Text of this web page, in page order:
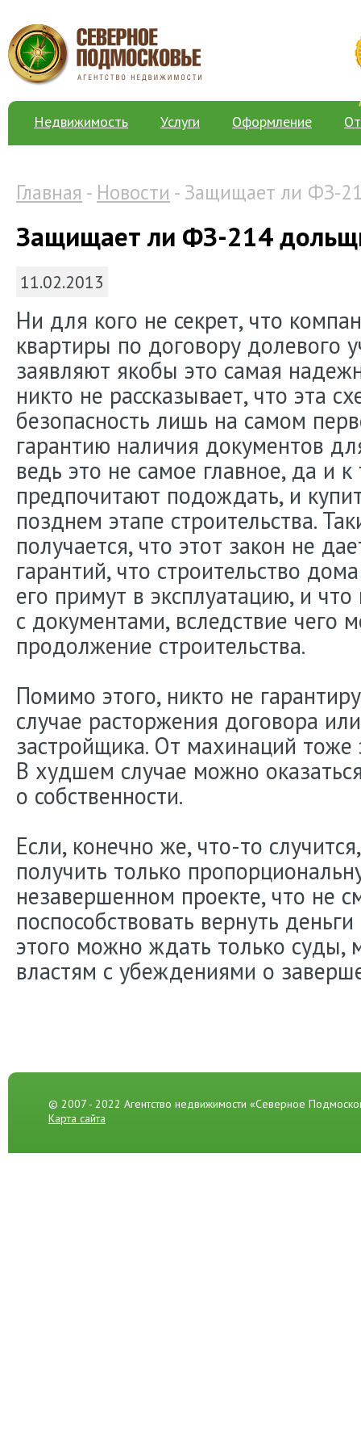
Недвижимость Услуги Оформление
Главная - Новости - Защищает ли ФЗ-
Защищает ли ФЗ-214
11.02.2013
Ни для кого не секрет, что
квартиры по договору долевого
заявляют якобы это самая
никто не рассказывает, что эта
безопасность лишь на самом
гарантию наличия документов
ведь это не самое главное, да и
предпочитают подождать, и
позднем этапе строительства.
получается, что этот закон не
гарантий, что строительство
его примут в эксплуатацию, и
с документами, вследствие чего
продолжение строительства.
Помимо этого, никто не
случае расторжения договора
застройщика. От махинаций тоже
В худшем случае можно
о собственности.
Если, конечно же, что-то
получить только
незавершенном проекте, что не
поспособствовать вернуть
этого можно ждать только суды,
властям с убеждениями о
© 2007 - 2022 Агентство недвижимости «Северное
Карта сайта